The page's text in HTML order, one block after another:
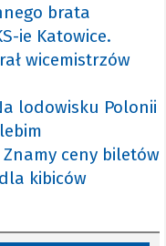
brata
ie Katowice.
wicemistrzów
lodowisku Polonii
Znamy ceny biletów
kibiców